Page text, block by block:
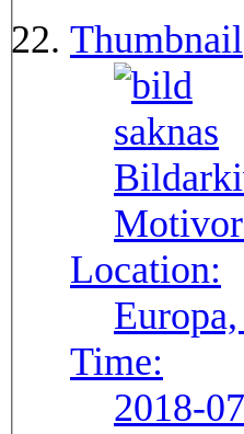
Thumbnail
Location:
Time:
2018-